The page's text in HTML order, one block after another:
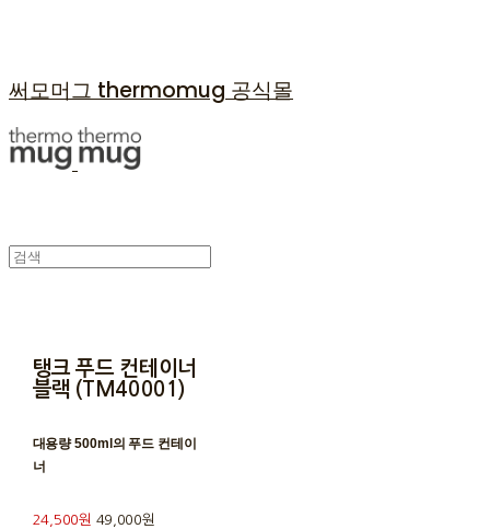
써모머그 thermomug 공식몰
탱크 푸드 컨테이너
블랙 (TM40001)
대용량 500ml의 푸드 컨테이
너
24,500원 49,000원